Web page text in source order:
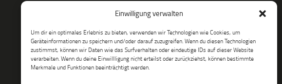
Einwilligung verwalten
Um dir ein optimales Erlebnis zu bieten, verwenden wir Technologien wie Cookies, um
Geräteinformationen zu speichern und/oder darauf zuzugreifen. Wenn du diesen Technologien
zustimmst, können wir Daten wie das Surfverhalten oder eindeutige IDs auf dieser Website
verarbeiten. Wenn du deine Einwillligung nicht erteilst oder zurückziehst, können bestimmte
Merkmale und Funktionen beeinträchtigt werden.